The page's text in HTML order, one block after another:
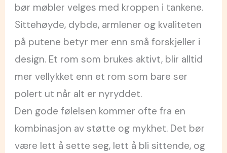
bør møbler velges med kroppen i tankene.
Sittehøyde, dybde, armlener og kvaliteten
på putene betyr mer enn små forskjeller i
design. Et rom som brukes aktivt, blir alltid
mer vellykket enn et rom som bare ser
polert ut når alt er nyryddet.
Den gode følelsen kommer ofte fra en
kombinasjon av støtte og mykhet. Det bør
være lett å sette seg, lett å bli sittende, og